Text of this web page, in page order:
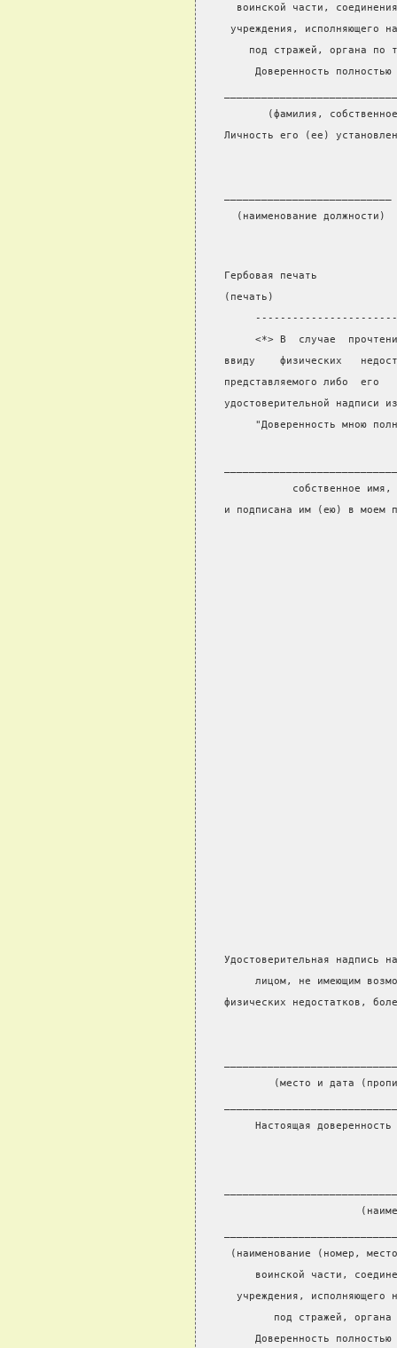
воинской части,
учреждения, исполняющего
под стражей, органа по
Доверенность
(фамилия,
Личность его (ее)
(наименование должности)
Гербовая печать
(печать)
<*> В  случае
ввиду    физических
представляемого либо
удостоверительной надписи
"Доверенность мною
собственное
и подписана им (ею) в моем
Удостоверительная надпись
лицом, не имеющим
физических недостатков,
(место и дата
Настоящая
(наименование (номер,
воинской части,
учреждения, исполняющего
под стражей,
Доверенность